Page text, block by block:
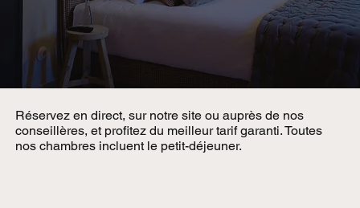
Réservez en direct, sur notre site ou auprès de nos
conseillères, et profitez du meilleur tarif garanti. Toutes
nos chambres incluent le petit-déjeuner.